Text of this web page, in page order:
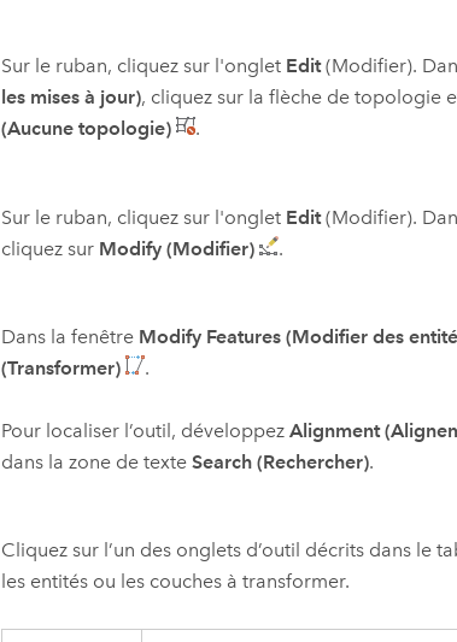
Sur le ruban, cliquez sur l'onglet Edit(Modifier).
les mises à jour), cliquez sur la flèche de topologie
(Aucune topologie)
.
Sur le ruban, cliquez sur l'onglet Edit(Modifier).
cliquez sur Modify (Modifier) .
Dans la fenêtre Modify Features (Modifier des
(Transformer)
.
Pour localiser l’outil, développezAlignment
dans la zone de texteSearch (Rechercher).
Cliquez sur l’un des onglets d’outil décrits dans le
les entités ou les couches à transformer.